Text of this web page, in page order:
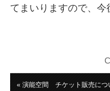
てまいりますので、
« 演能空間 チケット販売につ